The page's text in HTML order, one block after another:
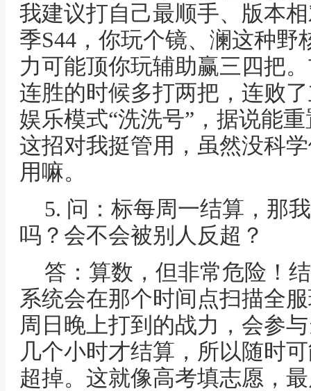
我建议打自己最顺手、版本
季S44，你玩个镜、澜这种
力可能顶你玩辅助赢三四把
连胜的时候多打两把，连败
娱乐模式“洗洗号”，据说能
这招对我挺管用，虽然没科
用嘛。
5. 问：标每周一结算，那
吗？会不会被别人反超？
答：算数，但非常危险！
系统会在那个时间点扫描全
周日晚上打到的战力，会参
几个小时才结算，所以随时
超掉。这就像高考填志愿，